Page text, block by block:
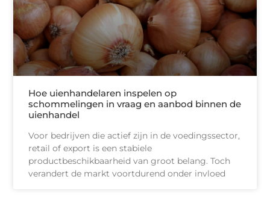
Hoe uienhandelaren inspelen op
schommelingen in vraag en aanbod binnen de
uienhandel
Voor bedrijven die actief zijn in de voedingssector,
retail of export is een stabiele
productbeschikbaarheid van groot belang. Toch
verandert de markt voortdurend onder invloed